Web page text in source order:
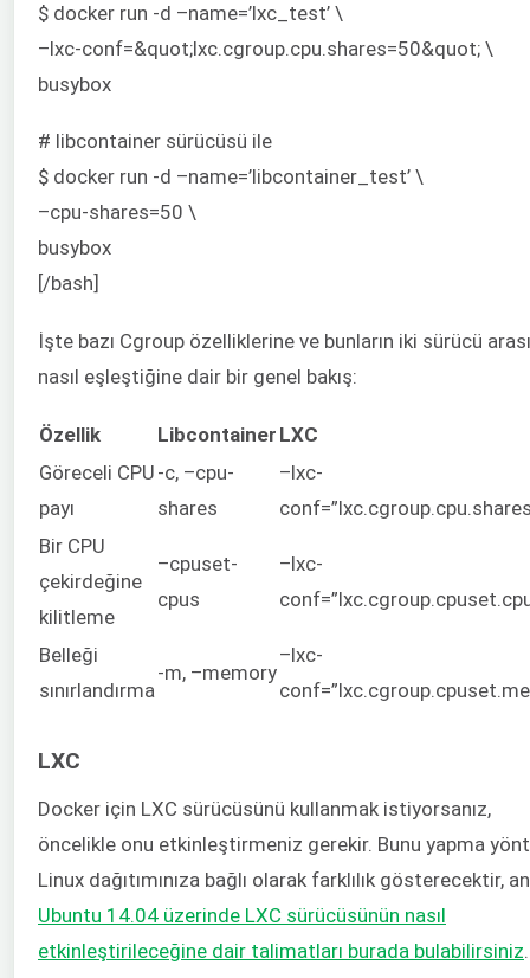
$ docker run -d –name=’lxc_test’ \
–lxc-conf=&quot;lxc.cgroup.cpu.shares=50&quot; \
busybox
# libcontainer sürücüsü ile
$ docker run -d –name=’libcontainer_test’ \
–cpu-shares=50 \
busybox
[/bash]
İşte bazı Cgroup özelliklerine ve bunların iki sürücü
nasıl eşleştiğine dair bir genel bakış:
Özellik Libcontainer LXC
Göreceli CPU
payı
-c, –cpu-
shares
–lxc-
Bir CPU
çekirdeğine
kilitleme
–cpuset-
cpus
–lxc-
Belleği
sınırlandırma
-m, –memory
–lxc-
LXC
Docker için LXC sürücüsünü kullanmak istiyorsanız,
öncelikle onu etkinleştirmeniz gerekir. Bunu yapma
Linux dağıtımınıza bağlı olarak farklılık gösterecektir,
Ubuntu 14.04 üzerinde LXC sürücüsünün nasıl
etkinleştirileceğine dair talimatları burada bulabilirsiniz